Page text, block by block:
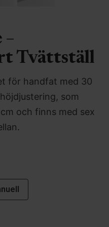
–
Tvättställ
för handfat med 30
som
och finns med sex